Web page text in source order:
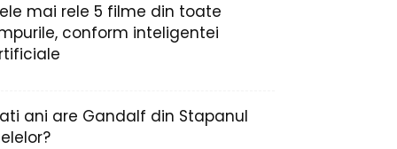
mai rele 5 filme din toate
conform inteligentei
ani are Gandalf din Stapanul